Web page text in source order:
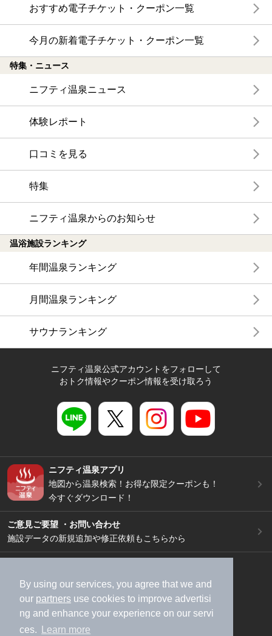
By using our services, you agree that we and
our partners use cookies to improve advertisi
ng and enhance your experience on our servi
ces.
Learn more
おすすめ電子チケット・クーポン一覧
今月の新着電子チケット・クーポン一覧
特集・ニュース
ニフティ温泉ニュース
体験レポート
口コミを見る
特集
ニフティ温泉からのお知らせ
温浴施設ランキング
年間温泉ランキング
月間温泉ランキング
サウナランキング
ニフティ温泉公式アカウントをフォローして
おトク情報やクーポン情報を受け取ろう
ニフティ温泉アプリ
地図から温泉検索！お得な限定クーポンも！
今すぐダウンロード！
ご意見ご要望 ・お問い合わせ
施設データの新規追加や修正依頼もこちらから
加盟店募集（資料請求）
広告出稿のご案内
利用規約
ライフスタイルMEMBERS+規約
特定商取引法に基づく表記
ヘルプ
採用情報
運営会社